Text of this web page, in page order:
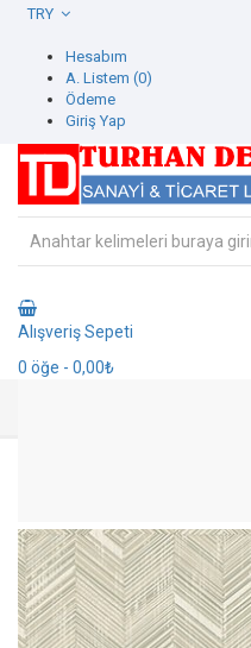
Hesabım
A. Listem (0)
Ödeme
Giriş Yap
Alışveriş Sepeti
0 öğe - 0,00₺